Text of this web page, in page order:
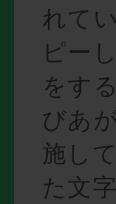
れて
ピー
をす
びあ
施し
た文